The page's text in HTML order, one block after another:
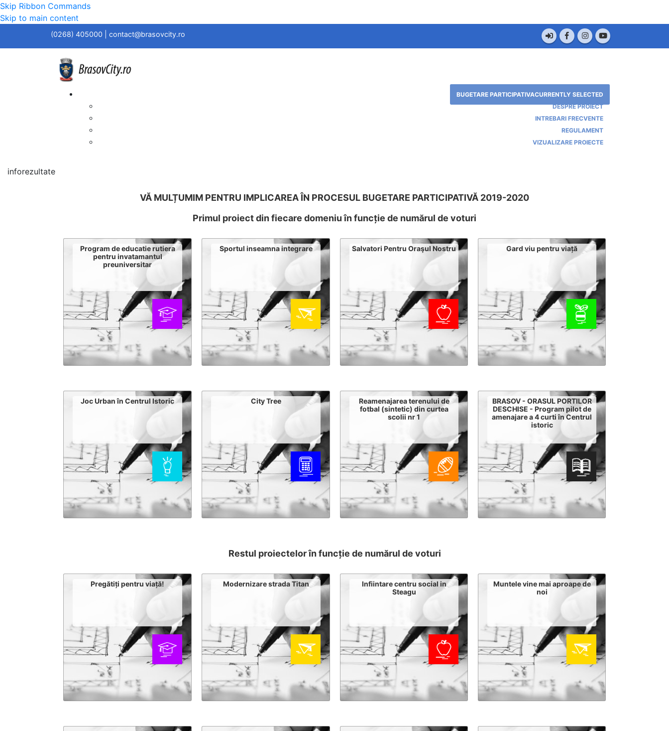
Skip Ribbon Commands
Skip to main content
(0268) 405000 | contact@brasovcity.ro
BUGETARE PARTICIPATIVACURRENTLY SELECTED
DESPRE PROIECT
INTREBARI FRECVENTE
REGULAMENT
VIZUALIZARE PROIECTE
inforezultate
VĂ MULȚUMIM PENTRU IMPLICAREA ÎN PROCESUL BUGETARE PARTICIPATIVĂ 2019-2020
Primul proiect din fiecare domeniu în funcție de numărul de voturi
Program de educatie rutiera
pentru invatamantul
preuniversitar
Sportul inseamna integrare Salvatori Pentru Oraşul Nostru Gard viu pentru viață
Joc Urban în Centrul Istoric City Tree
Reamenajarea terenului de
fotbal (sintetic) din curtea
scolii nr 1
BRASOV - ORASUL PORTILOR
DESCHISE - Program pilot de
amenajare a 4 curti în Centrul
istoric
Restul proiectelor în funcție de numărul de voturi
Pregătiți pentru viață! Modernizare strada Titan
Infiintare centru social in
Steagu
Muntele vine mai aproape de
noi